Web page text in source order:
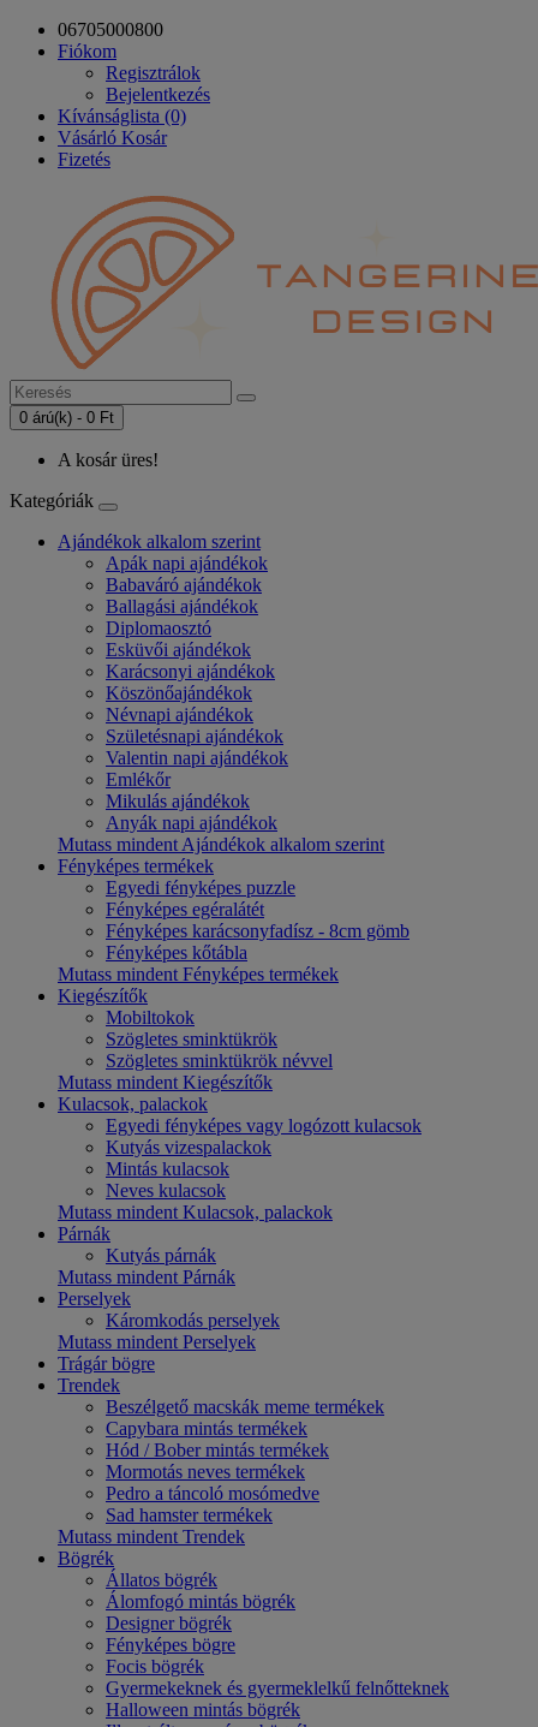
06705000800
Fiókom
Regisztrálok
Bejelentkezés
Kívánságlista (0)
Vásárló Kosár
Fizetés
0 árú(k) - 0 Ft
A kosár üres!
Kategóriák
Ajándékok alkalom szerint
Apák napi ajándékok
Babaváró ajándékok
Ballagási ajándékok
Diplomaosztó
Esküvői ajándékok
Karácsonyi ajándékok
Köszönőajándékok
Névnapi ajándékok
Születésnapi ajándékok
Valentin napi ajándékok
Emlékőr
Mikulás ajándékok
Anyák napi ajándékok
Mutass mindent Ajándékok alkalom szerint
Fényképes termékek
Egyedi fényképes puzzle
Fényképes egéralátét
Fényképes karácsonyfadísz - 8cm gömb
Fényképes kőtábla
Mutass mindent Fényképes termékek
Kiegészítők
Mobiltokok
Szögletes sminktükrök
Szögletes sminktükrök névvel
Mutass mindent Kiegészítők
Kulacsok, palackok
Egyedi fényképes vagy logózott kulacsok
Kutyás vizespalackok
Mintás kulacsok
Neves kulacsok
Mutass mindent Kulacsok, palackok
Párnák
Kutyás párnák
Mutass mindent Párnák
Perselyek
Káromkodás perselyek
Mutass mindent Perselyek
Trágár bögre
Trendek
Beszélgető macskák meme termékek
Capybara mintás termékek
Hód / Bober mintás termékek
Mormotás neves termékek
Pedro a táncoló mosómedve
Sad hamster termékek
Mutass mindent Trendek
Bögrék
Állatos bögrék
Álomfogó mintás bögrék
Designer bögrék
Fényképes bögre
Focis bögrék
Gyermekeknek és gyermeklelkű felnőtteknek
Halloween mintás bögrék